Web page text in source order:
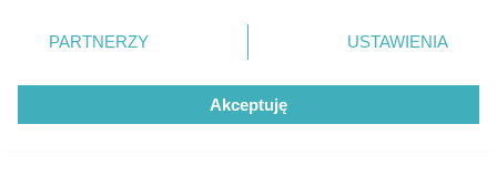
zmienić/wycofać klikając przycisk ustawień prywatności
znajdujący się w lewym dolnym rogu strony
rodzaje przetwarzania danych nie wymagają zgody
użytkownika, ale masz prawo sprzeciwić się takiemu
przetwarzaniu. Preferencje będą miały zastosowanie tylko
PARTNERZY USTAWIENIA
Akceptuję